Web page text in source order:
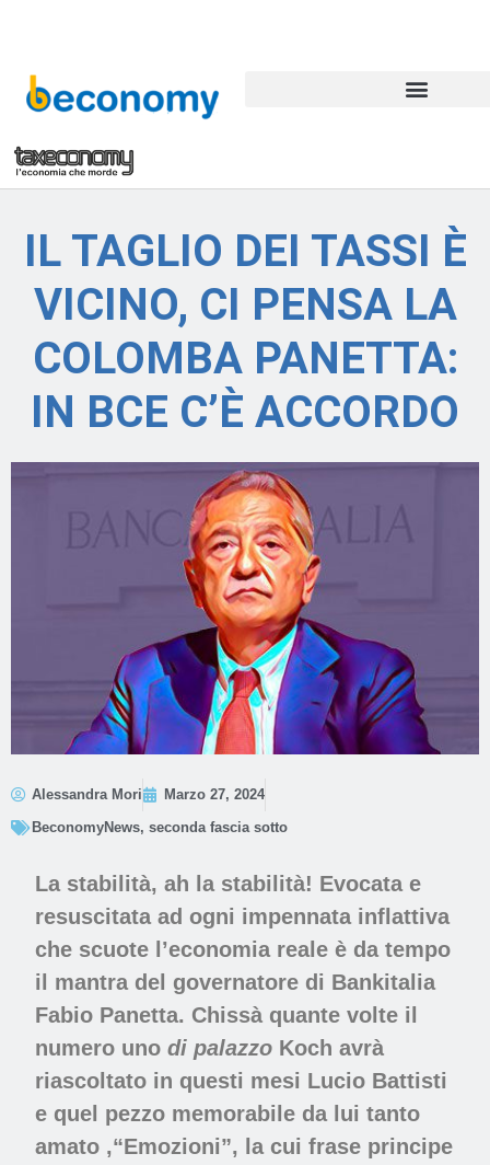
IL TAGLIO DEI TASSI È
VICINO, CI PENSA LA
COLOMBA PANETTA:
IN BCE C’È ACCORDO
Alessandra Mori
Marzo 27, 2024
BeconomyNews, seconda fascia sotto
La stabilità, ah la stabilità! Evocata e
resuscitata ad ogni impennata inflattiva
che scuote l’economia reale è da tempo
il mantra del governatore di Bankitalia
Fabio Panetta. Chissà quante volte il
numero uno di palazzo Koch avrà
riascoltato in questi mesi Lucio Battisti
e quel pezzo memorabile da lui tanto
amato ,“Emozioni”, la cui frase principe